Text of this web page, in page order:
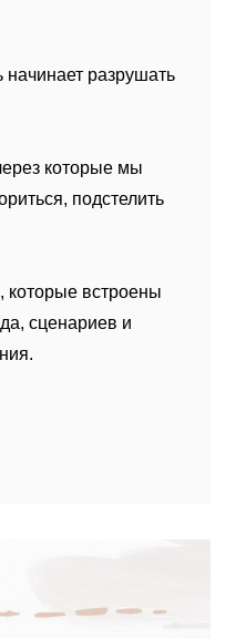
начинает разрушать
которые мы
подстелить
которые встроены
сценариев и